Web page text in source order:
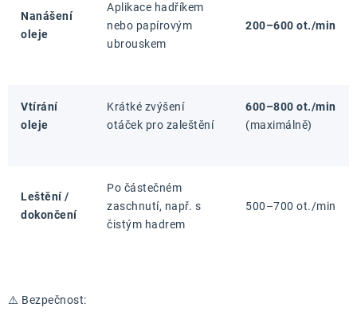
Nanášení
oleje
Aplikace hadříkem
nebo papírovým
ubrouskem
200–600 ot./min
Vtírání
oleje
Krátké zvýšení
otáček pro zaleštění
600–800 ot./min
(maximálně)
Leštění /
dokončení
Po částečném
zaschnutí, např. s
čistým hadrem
500–700 ot./min
⚠️ Bezpečnost: